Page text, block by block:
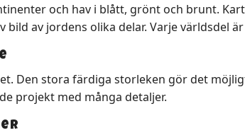
och hav i blått, grönt och brunt.
av jordens olika delar. Varje världsdel
Den stora färdiga storleken gör det
projekt med många detaljer.